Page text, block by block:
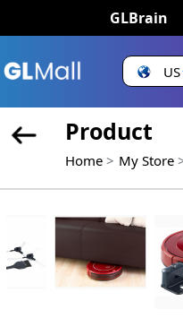
GLBrain
US
Product
Home My Store